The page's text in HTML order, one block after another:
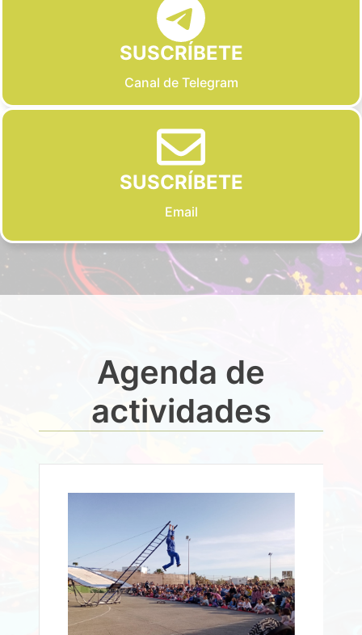
SUSCRÍBETE
Canal de Telegram
SUSCRÍBETE
Email
Agenda de
actividades